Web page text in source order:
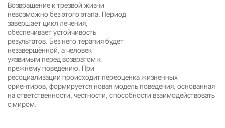
Возвращение к трезвой жизни
невозможно без этого этапа. Период
завершает цикл лечения,
обеспечивает устойчивость
результатов. Без него терапия будет
незавершённой, а человек –
уязвимым перед возвратом к
прежнему поведению. При
ресоциализации происходит переоценка жизненных
ориентиров, формируется новая модель поведения, основанная
на ответственности, честности, способности взаимодействовать
с миром.